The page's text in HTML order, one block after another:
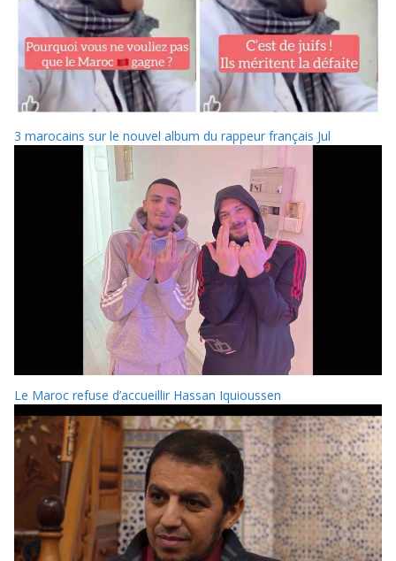
3 marocains sur le nouvel album du rappeur français Jul
Le Maroc refuse d’accueillir Hassan Iquioussen